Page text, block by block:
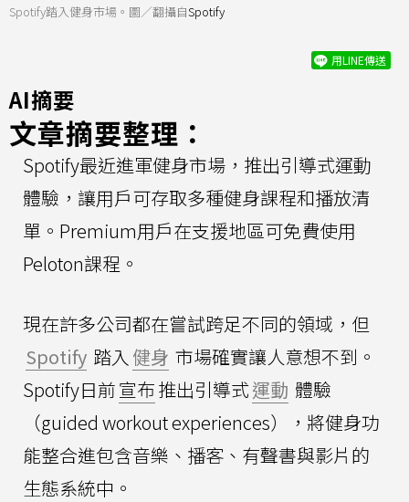
Spotify踏入健身市場。圖／翻攝自Spotify
用LINE傳送
AI摘要
文章摘要整理：
Spotify最近進軍健身市場，推出引導式運動
體驗，讓用戶可存取多種健身課程和播放清
單。Premium用戶在支援地區可免費使用
Peloton課程。
現在許多公司都在嘗試跨足不同的領域，但
Spotify 踏入 健身 市場確實讓人意想不到。
Spotify日前宣布推出引導式運動 體驗
（guided workout experiences），將健身功
能整合進包含音樂、播客、有聲書與影片的
生態系統中。